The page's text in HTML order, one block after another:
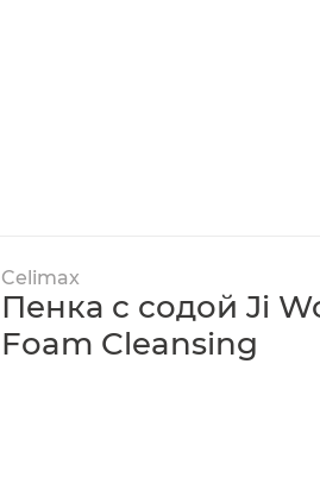
Celimax
Пенка с содой Ji
Foam Cleansing